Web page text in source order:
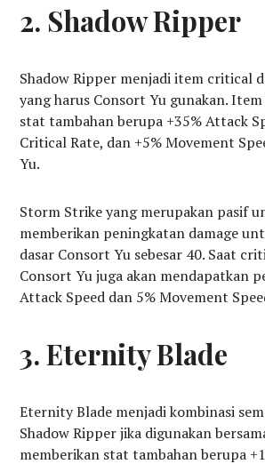
2. Shadow Ripper
Shadow Ripper menjadi item critical
yang harus Consort Yu gunakan.
stat tambahan berupa +35% Attack
Critical Rate, dan +5% Movement
Yu.
Storm Strike yang merupakan pasif
memberikan peningkatan damage
dasar Consort Yu sebesar 40. Saat
Consort Yu juga akan mendapatkan
Attack Speed dan 5% Movement
3. Eternity Blade
Eternity Blade menjadi kombinasi
Shadow Ripper jika digunakan
memberikan stat tambahan berupa